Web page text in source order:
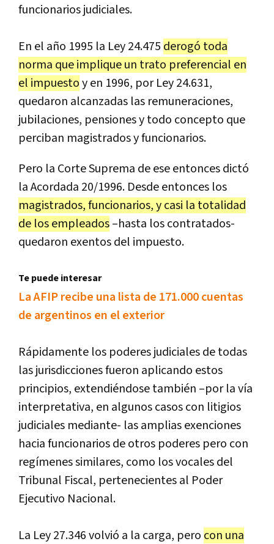
funcionariosjudiciales.
En el año 1995 la Ley24.475 derogó toda
norma queimpliqueun trato preferencial en
el impuestoyen 1996, por Ley24.631,
quedaron alcanzadas las remuneraciones,
jubilaciones, pensionesytodo concepto que
perciban magistradosyfuncionarios.
Pero la CorteSuprema deeseentoncesdictó
laAcordada 20/1996. Desdeentonces los
magistrados,funcionarios,ycasi la totalidad
de losempleados–hasta loscontratados-
quedaron exentosdel impuesto.
Te puede interesar
La AFIP recibe una lista de 171.000 cuentas
de argentinos en el exterior
Rápidamente los poderesjudicialesdetodas
lasjurisdiccionesfueron aplicando estos
principios, extendiéndosetambién –por lavía
interpretativa, en algunoscasoscon litigios
judiciales mediante- lasampliasexenciones
haciafuncionariosdeotros poderes pero con
regímenessimilares, como losvocalesdel
Tribunal Fiscal, pertenecientesal Poder
Ejecutivo Nacional.
La Ley27.346volvió a la carga, pero con una